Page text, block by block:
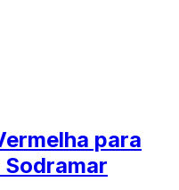
para
Sodramar